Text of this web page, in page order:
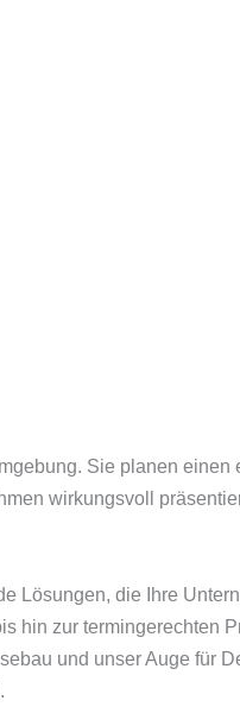
Sie planen einen
wirkungsvoll
Lösungen, die Ihre
hin zur termingerechten
und unser Auge für